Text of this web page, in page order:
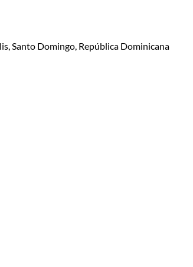
Santo Domingo, República Dominicana